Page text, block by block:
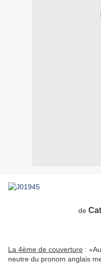
de
La 4ème de couverture :
neutre du pronom anglais